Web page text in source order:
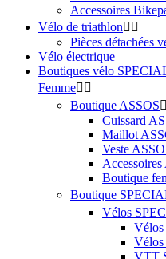
Accessoires
Vélo de triathlon 
Pièces détachées
Vélo électrique
Boutiques vélo
Femme 
Boutique ASSOS
Cuissard
Maillot
Veste
Accessoires
Boutique
Boutique
Vélos